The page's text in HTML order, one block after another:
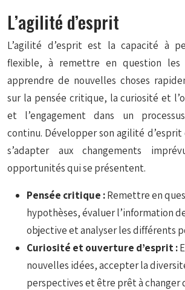
L’agilité d’esprit
L’agilité d’esprit est la capacité à
flexible, à remettre en question les
apprendre de nouvelles choses
sur la pensée critique, la curiosité et
et l’engagement dans un processus
continu. Développer son agilité
s’adapter aux changements
opportunités qui se présentent.
Pensée critique :Remettre en
hypothèses, évaluer l’information
objective et analyser les différents
Curiosité et ouverture d’esprit :
nouvelles idées, accepter la
perspectives et être prêt à changer